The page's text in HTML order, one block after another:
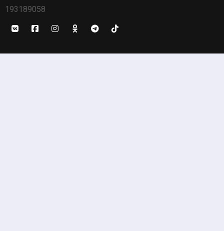
193189058